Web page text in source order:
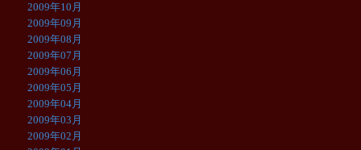
2009年10月
2009年09月
2009年08月
2009年07月
2009年06月
2009年05月
2009年04月
2009年03月
2009年02月